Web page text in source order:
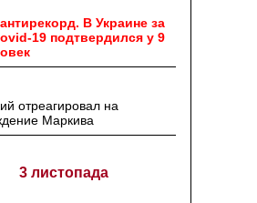
В Украине за
19 подтвердился у 9
отреагировал на
Маркива
3 листопада